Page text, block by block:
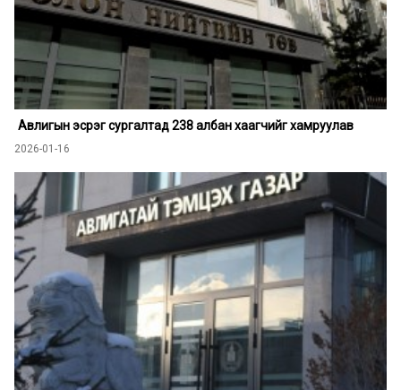
Авлигын эсрэг сургалтад 238 албан хаагчийг хамруулав
2026-01-16